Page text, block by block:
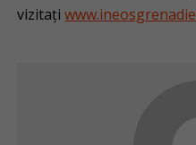
vizitați